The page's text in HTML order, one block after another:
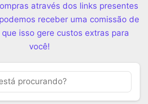
através dos links presentes
receber uma comissão de
isso gere custos extras para
você!